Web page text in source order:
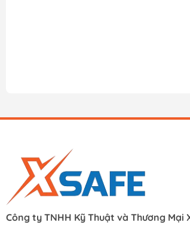
Công ty TNHH Kỹ Thuật và Thương Mại